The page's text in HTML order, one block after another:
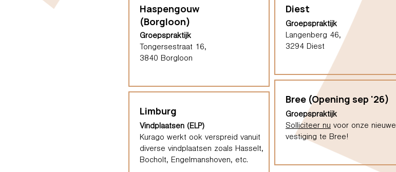
Haspengouw
(Borgloon)
Groepspraktijk
Tongersestraat 16,
3840 Borgloon
Limburg
Vindplaatsen (ELP)
Kurago werkt ook verspreid vanuit
diverse vindplaatsen zoals Hasselt,
Bocholt, Engelmanshoven, etc.
Diest
Groepspraktijk
Langenberg 46,
3294 Diest
Bree (Opening sep '26)
Groepspraktijk
Solliciteer nu voor onze nieuwe
vestiging te Bree!